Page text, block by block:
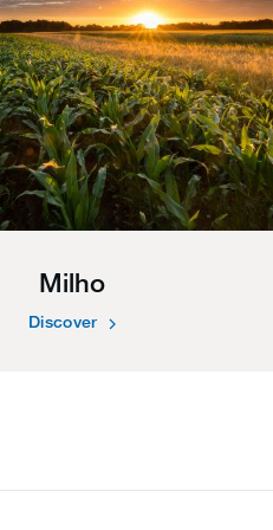
Milho
Discover